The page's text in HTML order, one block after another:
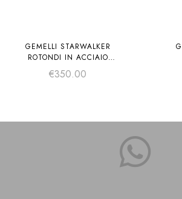
GEMELLI STARWALKER
ROTONDI IN ACCIAIO
PREGIATO CON EMBLEMA
MONTBLANC LUMINOSO
€350.00